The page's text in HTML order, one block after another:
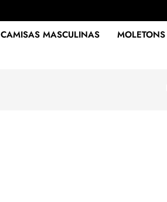
CAMISAS MASCULINAS MOLETONS